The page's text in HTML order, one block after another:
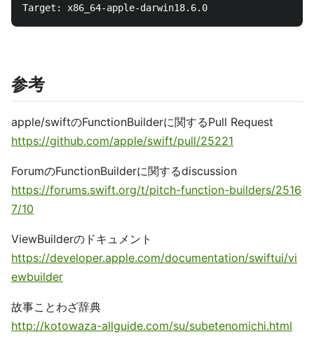
参考
apple/swiftのFunctionBuilderに関するPull Request
https://github.com/apple/swift/pull/25221
ForumのFunctionBuilderに関するdiscussion
https://forums.swift.org/t/pitch-function-builders/2516
7/10
ViewBuilderのドキュメント
https://developer.apple.com/documentation/swiftui/vi
ewbuilder
故事ことわざ辞典
http://kotowaza-allguide.com/su/subetenomichi.html